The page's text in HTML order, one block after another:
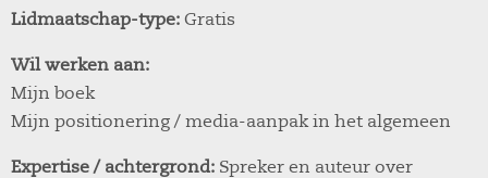
Lidmaatschap-type: Gratis
Wil werken aan:
Mijn boek
Mijn positionering / media-aanpak in het algemeen
Expertise / achtergrond: Spreker en auteur over